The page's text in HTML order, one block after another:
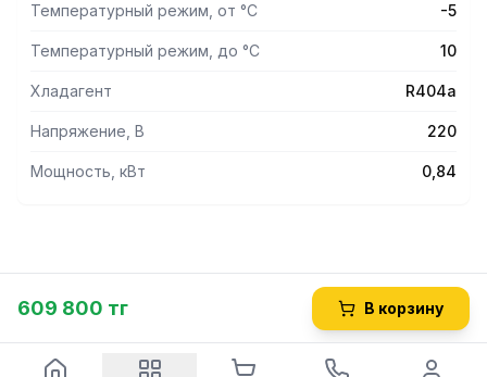
Температурный режим, от °С -5
Температурный режим, до °С 10
Хладагент R404a
Напряжение, В 220
Мощность, кВт 0,84
609 800 тг В корзину